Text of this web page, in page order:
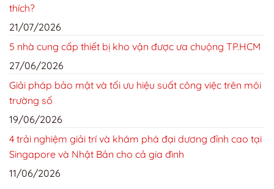
thích?
21/07/2026
5 nhà cung cấp thiết bị kho vận được ưa chuộng TP.HCM
27/06/2026
Giải pháp bảo mật và tối ưu hiệu suất công việc trên môi
trường số
19/06/2026
4 trải nghiệm giải trí và khám phá đại dương đỉnh cao tại
Singapore và Nhật Bản cho cả gia đình
11/06/2026